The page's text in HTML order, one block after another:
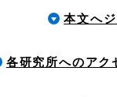
本文へ
各研究所へのアク